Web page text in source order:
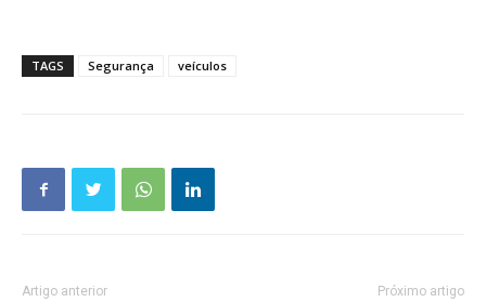
TAGS Segurança veículos
Artigo anterior Próximo artigo